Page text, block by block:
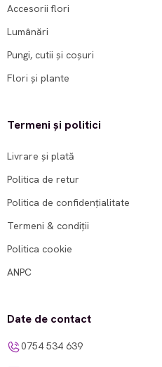
Accesorii flori
Lumânări
Pungi, cutii și coșuri
Flori și plante
Termeni și politici
Livrare și plată
Politica de retur
Politica de confidențialitate
Termeni & condiții
Politica cookie
ANPC
Date de contact
0754 534 639